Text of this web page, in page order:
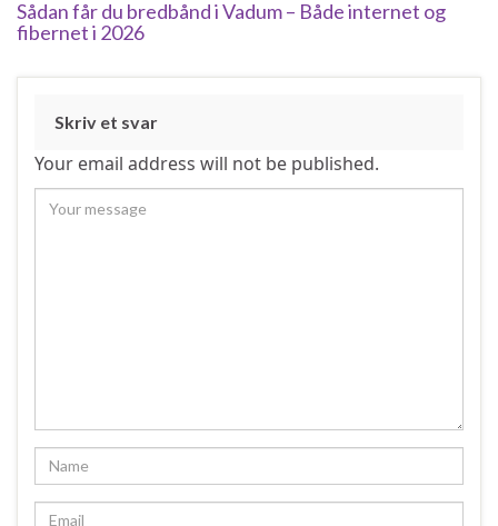
Sådan får du bredbånd i Vadum – Både internet og
fibernet i 2026
Skriv et svar
Your email address will not be published.